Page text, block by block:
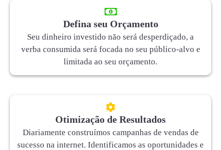
Defina seu Orçamento
Seu dinheiro investido não será desperdiçado, a
verba consumida será focada no seu público-alvo e
limitada ao seu orçamento.
Otimização de Resultados
Diariamente construímos campanhas de vendas de
sucesso na internet. Identificamos as oportunidades e